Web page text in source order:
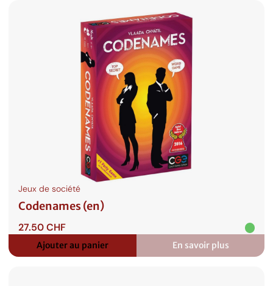
Jeux de société
Codenames (en)
27.50CHF
Ajouter au panier En savoir plus
:
Codenames